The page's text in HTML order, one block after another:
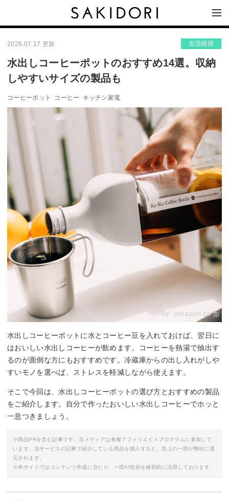
2026.07.17 更新 生活雑貨
水出しコーヒーポットのおすすめ14選。収納
しやすいサイズの製品も
コーヒーポット コーヒー キッチン家電
By: amazon.co.jp
水出しコーヒーポットに水とコーヒー豆を入れておけば、翌日に
はおいしい水出しコーヒーが飲めます。コーヒーを熱湯で抽出す
るのが面倒な方にもおすすめです。冷蔵庫からの出し入れがしや
すいモノを選べば、ストレスを軽減しながら使えます。
そこで今回は、水出しコーヒーポットの選び方とおすすめの製品
をご紹介します。自分で作ったおいしい水出しコーヒーでホッと
一息つきましょう。
※商品PRを含む記事です。当メディアは各種アフィリエイトプログラムに参加して
います。当サービスの記事で紹介している商品を購入すると、売上の一部が弊社に還
元されます。
※本サイトではコンテンツ作成に当たり、一部AI技術を補助的に活用しております。